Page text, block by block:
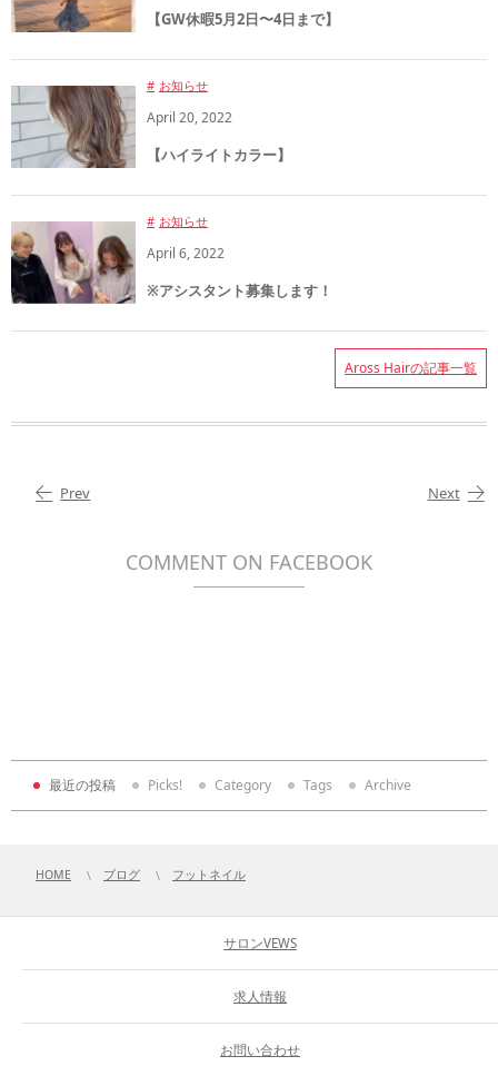
【GW休暇5月2日〜4日まで】
お知らせ
April 20,2022
【ハイライトカラー】
お知らせ
April 6,2022
※アシスタント募集します！
Aross Hairの記事一覧
Prev Next
COMMENT ON FACEBOOK
最近の投稿 Picks! Category Tags Archive
HOME ブログ フットネイル
サロンVEWS
求人情報
お問い合わせ